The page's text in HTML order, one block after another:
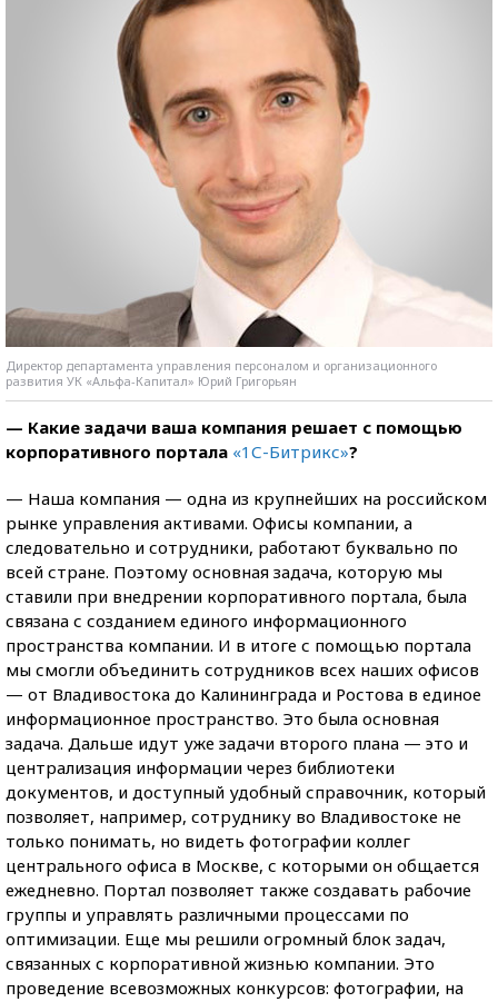
Директор департамента управления персоналом и организационного
развития УК «Альфа-Капитал» Юрий Григорьян
— Какие задачи ваша компания решает с помощью
корпоративного портала «1С-Битрикс»?
— Наша компания — одна из крупнейших на российском
рынке управления активами. Офисы компании, а
следовательно и сотрудники, работают буквально по
всей стране. Поэтому основная задача, которую мы
ставили при внедрении корпоративного портала, была
связана с созданием единого информационного
пространства компании. И в итоге с помощью портала
мы смогли объединить сотрудников всех наших офисов
— от Владивостока до Калининграда и Ростова в единое
информационное пространство. Это была основная
задача. Дальше идут уже задачи второго плана — это и
централизация информации через библиотеки
документов, и доступный удобный справочник, который
позволяет, например, сотруднику во Владивостоке не
только понимать, но видеть фотографии коллег
центрального офиса в Москве, с которыми он общается
ежедневно. Портал позволяет также создавать рабочие
группы и управлять различными процессами по
оптимизации. Еще мы решили огромный блок задач,
связанных с корпоративной жизнью компании. Это
проведение всевозможных конкурсов: фотографии, на